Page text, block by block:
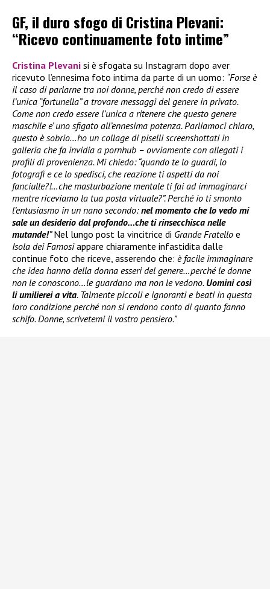
GF, il duro sfogo di Cristina Plevani:
“Ricevo continuamente foto intime”
Cristina Plevani si è sfogata su Instagram dopo aver
ricevuto l’ennesima foto intima da parte di un uomo: “Forse è
il caso di parlarne tra noi donne, perché non credo di essere
l’unica “fortunella” a trovare messaggi del genere in privato.
Come non credo essere l’unica a ritenere che questo genere
maschile e’ uno sfigato all’ennesima potenza. Parliamoci chiaro,
questo è sobrio…ho un collage di piselli screenshottati in
galleria che fa invidia a pornhub – ovviamente con allegati i
profili di provenienza. Mi chiedo: “quando te lo guardi, lo
fotografi e ce lo spedisci, che reazione ti aspetti da noi
fanciulle?!…che masturbazione mentale ti fai ad immaginarci
mentre riceviamo la tua posta virtuale?”. Perché io ti smonto
l’entusiasmo in un nano secondo:nel momento che lo vedo mi
sale un desiderio dal profondo…che ti rinsecchisca nelle
mutande!”Nel lungo post la vincitrice di Grande Fratello e
Isola dei Famosiappare chiaramente infastidita dalle
continue foto che riceve, asserendo che: è facile immaginare
che idea hanno della donna esseri del genere…perché le donne
non le conoscono…le guardano ma non le vedono. Uomini così
li umilierei a vita. Talmente piccoli e ignoranti e beati in questa
loro condizione perché non si rendono conto di quanto fanno
schifo. Donne, scrivetemi il vostro pensiero.”